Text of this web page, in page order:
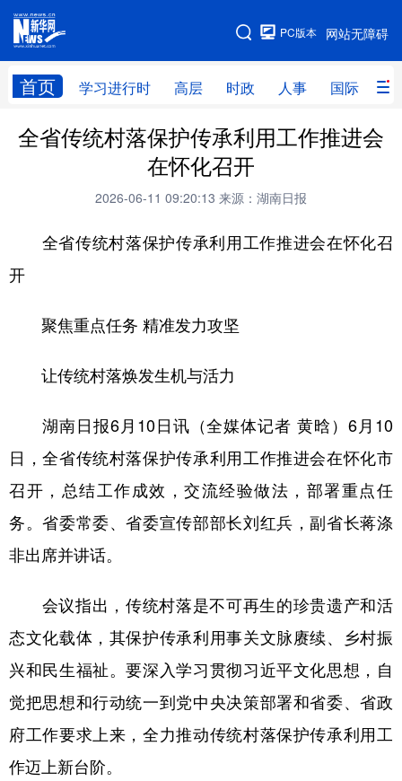
网站无障碍
PC版本
首页 学习进行时 高层 时政 人事 国际 财
网站地图
学习进行时 高层 时政 人事
财经 网评
全球连线
科技 科创 量子 体育
访谈 视频 图片
学术中国 乡村振兴 银龄 溯源中国
彩票 娱乐 时尚 悦读
公益
地方频道
北京 天津 河北 山西
辽宁 吉林 上海 江苏
浙江
全省传统村落保护传承利用工作推进会
在怀化召开
2026-06-11 09:20:13 来源：湖南日报
全省传统村落保护传承利用工作推进会在怀化召
开
聚焦重点任务 精准发力攻坚
让传统村落焕发生机与活力
湖南日报6月10日讯（全媒体记者 黄晗）6月10
日，全省传统村落保护传承利用工作推进会在怀化市
召开，总结工作成效，交流经验做法，部署重点任
务。省委常委、省委宣传部部长刘红兵，副省长蒋涤
非出席并讲话。
会议指出，传统村落是不可再生的珍贵遗产和活
态文化载体，其保护传承利用事关文脉赓续、乡村振
兴和民生福祉。要深入学习贯彻习近平文化思想，自
觉把思想和行动统一到党中央决策部署和省委、省政
府工作要求上来，全力推动传统村落保护传承利用工
作迈上新台阶。